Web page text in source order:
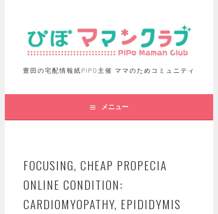
豊田の宅配情報紙PIPO主催 ママのためコミュニティ
メニュー
FOCUSING, CHEAP PROPECIA
ONLINE CONDITION:
CARDIOMYOPATHY, EPIDIDYMIS